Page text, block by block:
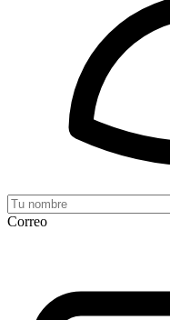
Correo